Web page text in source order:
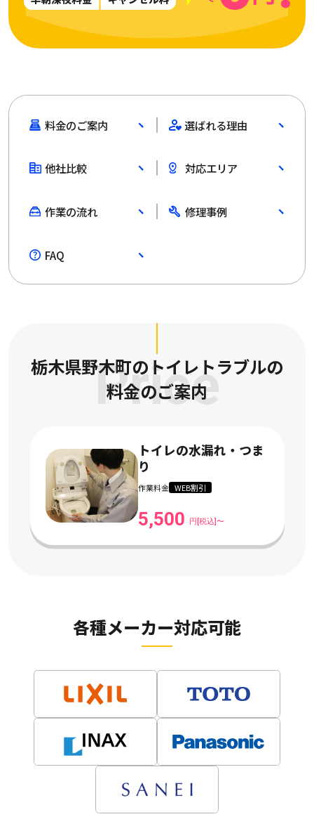
料金のご案内 選ばれる理由
他社比較 対応エリア
作業の流れ 修理事例
FAQ
Price
栃木県野木町のトイレトラブルの
料金のご案内
トイレの水漏れ・つま
り
作業料金 WEB割引
5,500 円[税込]〜
各種メーカー対応可能